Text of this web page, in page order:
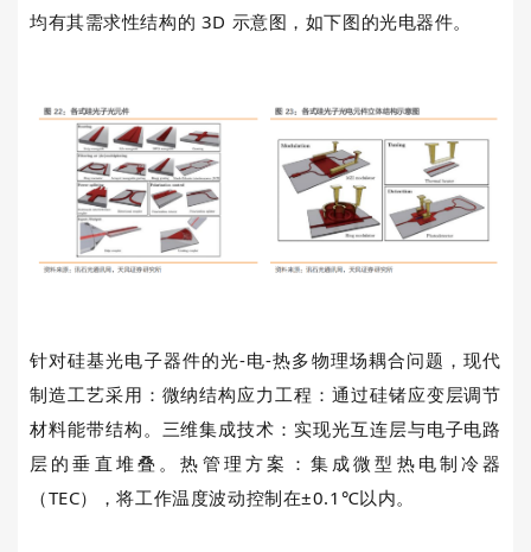
均有其需求性结构的 3D 示意图，如下图的光电器件。
针对硅基光电子器件的光-电-热多物理场耦合问题，现代
制造工艺采用：微纳结构应力工程：通过硅锗应变层调节
材料能带结构。三维集成技术：实现光互连层与电子电路
层的垂直堆叠。热管理方案：集成微型热电制冷器
（TEC），将工作温度波动控制在±0.1 ℃以内。